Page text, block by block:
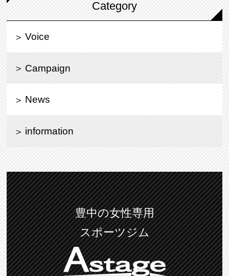
Category
Voice
Campaign
News
information
豊中の女性専用
スポーツジム